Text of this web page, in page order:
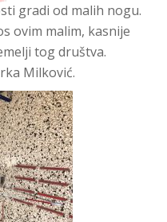
gradi od malih nogu.
ovim malim, kasnije
tog društva.
Milković.